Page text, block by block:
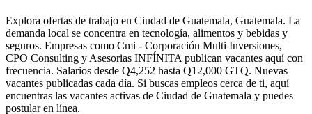
Explora ofertas de trabajo en Ciudad de Guatemala, Guatemala. La
demanda local se concentra en tecnología, alimentos y bebidas y
seguros. Empresas como Cmi - Corporación Multi Inversiones,
CPO Consulting y Asesorias INFÍNITA publican vacantes aquí con
frecuencia. Salarios desde Q4,252 hasta Q12,000 GTQ. Nuevas
vacantes publicadas cada día. Si buscas empleos cerca de ti, aquí
encuentras las vacantes activas de Ciudad de Guatemala y puedes
postular en línea.